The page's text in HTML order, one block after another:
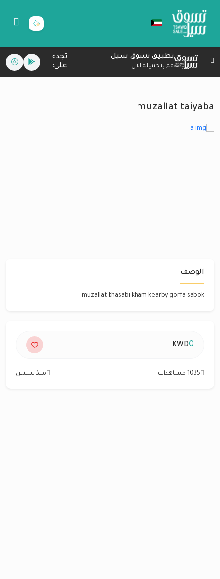
تطبيق تسوق سيل
قم بتحميله الان
تجده
على:
muzallat taiyaba
الوصف
muzallat khasabi kham kearby gorfa sabok
0
KWD
1035 مشاهدات منذ سنتين